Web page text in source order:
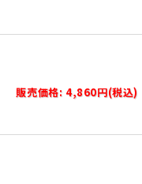
販売価格: 4,860円(税込)